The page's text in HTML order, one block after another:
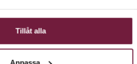
Tillåt alla
med följande tillbehör: